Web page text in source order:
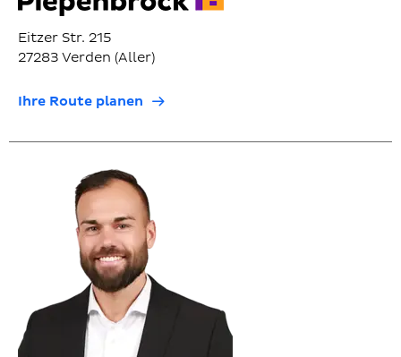
Eitzer Str. 215
27283 Verden (Aller)
Ihre Route planen